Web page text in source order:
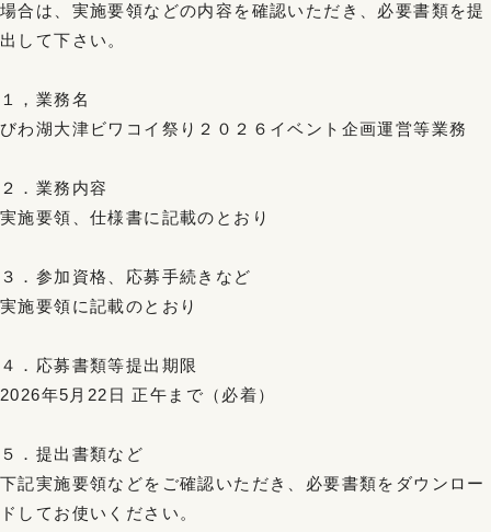
場合は、実施要領などの内容を確認いただき、必要書類を提
出して下さい。
１，業務名
びわ湖大津ビワコイ祭り２０２６イベント企画運営等業務
２．業務内容
実施要領、仕様書に記載のとおり
３．参加資格、応募手続きなど
実施要領に記載のとおり
４．応募書類等提出期限
2026年5月22日 正午まで（必着）
５．提出書類など
下記実施要領などをご確認いただき、必要書類をダウンロー
ドしてお使いください。